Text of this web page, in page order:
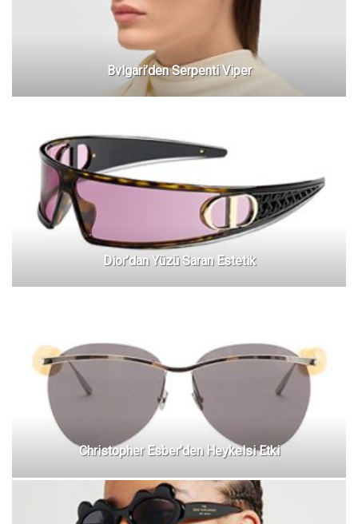
Bvlgari’den Serpenti Viper
Dior’dan Yüzü Saran Estetik
Christopher Esber’den Heykelsi Etki